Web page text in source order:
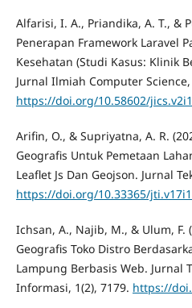
Alfarisi, I. A., Priandika, A. T., &
Penerapan Framework Laravel
Kesehatan (Studi Kasus: Klinik
Jurnal Ilmiah Computer Science,
https://doi.org/10.58602/
Arifin, O., & Supriyatna, A. R.
Geografis Untuk Pemetaan
Leaflet Js Dan Geojson. Jurnal
https://doi.org/10.33365/
Ichsan, A., Najib, M., & Ulum, F.
Geografis Toko Distro
Lampung Berbasis Web. Jurnal
Informasi, 1(2), 7179. https://